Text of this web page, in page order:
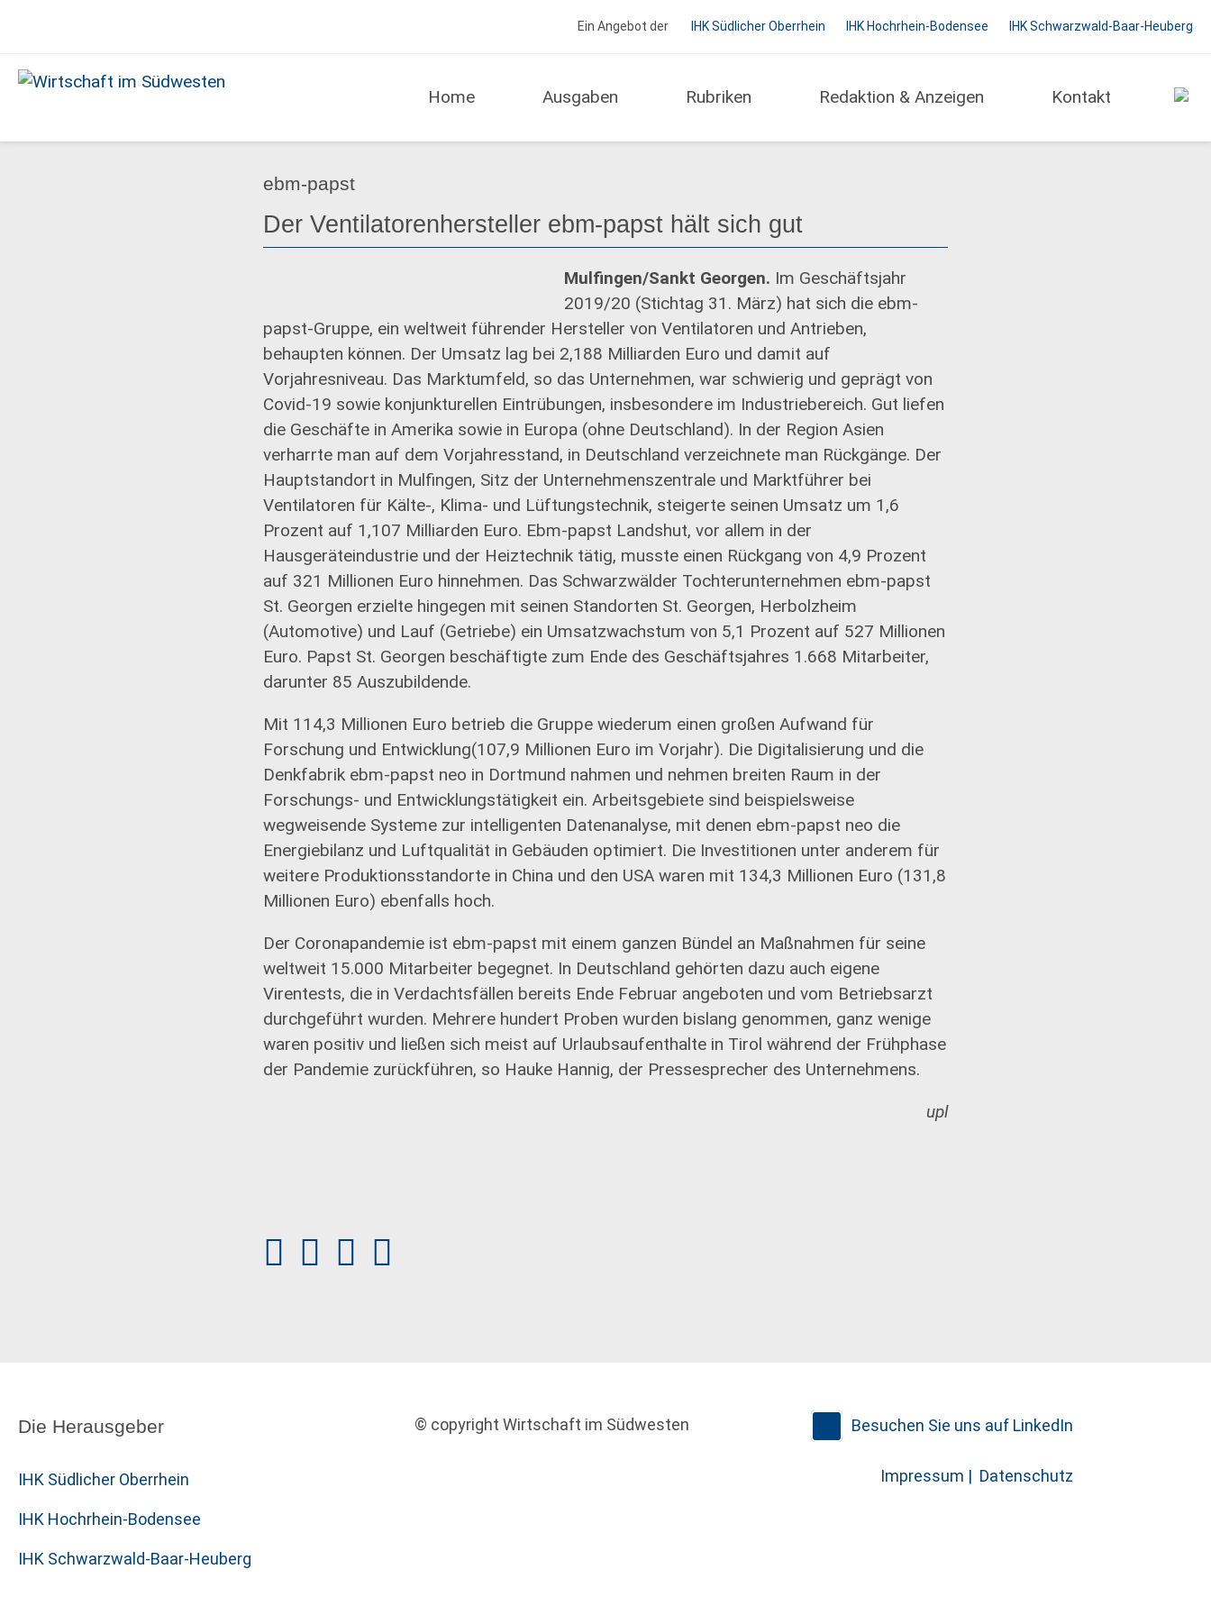
Ein Angebot der IHK Südlicher Oberrhein IHK Hochrhein-Bodensee IHK Schwarzwald-Baar-Heuberg
Home Ausgaben Rubriken Redaktion & Anzeigen Kontakt
Unternehmen
ebm-papst
Der Ventilatorenhersteller ebm-papst hält sich gut
Mulfingen/Sankt Georgen. Im Geschäftsjahr
2019/20 (Stichtag 31. März) hat sich die ebm-
papst-Gruppe, ein weltweit führender Hersteller von Ventilatoren und Antrieben,
behaupten können. Der Umsatz lag bei 2,188 Milliarden Euro und damit auf
Vorjahresniveau. Das Marktumfeld, so das Unternehmen, war schwierig und geprägt von
Covid-19 sowie konjunkturellen Eintrübungen, insbesondere im Industriebereich. Gut liefen
die Geschäfte in Amerika sowie in Europa (ohne Deutschland). In der Region Asien
verharrte man auf dem Vorjahresstand, in Deutschland verzeichnete man Rückgänge. Der
Hauptstandort in Mulfingen, Sitz der Unternehmenszentrale und Marktführer bei
Ventilatoren für Kälte-, Klima- und Lüftungstechnik, steigerte seinen Umsatz um 1,6
Prozent auf 1,107 Milliarden Euro. Ebm-papst Landshut, vor allem in der
Hausgeräteindustrie und der Heiztechnik tätig, musste einen Rückgang von 4,9 Prozent
auf 321 Millionen Euro hinnehmen. Das Schwarzwälder Tochterunternehmen ebm-papst
St. Georgen erzielte hingegen mit seinen Standorten St. Georgen, Herbolzheim
(Automotive) und Lauf (Getriebe) ein Umsatzwachstum von 5,1 Prozent auf 527 Millionen
Euro. Papst St. Georgen beschäftigte zum Ende des Geschäftsjahres 1.668 Mitarbeiter,
darunter 85 Auszubildende.
Mit 114,3 Millionen Euro betrieb die Gruppe wiederum einen großen Aufwand für
Forschung und Entwicklung(107,9 Millionen Euro im Vorjahr). Die Digitalisierung und die
Denkfabrik ebm-papst neo in Dortmund nahmen und nehmen breiten Raum in der
Forschungs- und Entwicklungstätigkeit ein. Arbeitsgebiete sind beispielsweise
wegweisende Systeme zur intelligenten Datenanalyse, mit denen ebm-papst neo die
Energiebilanz und Luftqualität in Gebäuden optimiert. Die Investitionen unter anderem für
weitere Produktionsstandorte in China und den USA waren mit 134,3 Millionen Euro (131,8
Millionen Euro) ebenfalls hoch.
Der Coronapandemie ist ebm-papst mit einem ganzen Bündel an Maßnahmen für seine
weltweit 15.000 Mitarbeiter begegnet. In Deutschland gehörten dazu auch eigene
Virentests, die in Verdachtsfällen bereits Ende Februar angeboten und vom Betriebsarzt
durchgeführt wurden. Mehrere hundert Proben wurden bislang genommen, ganz wenige
waren positiv und ließen sich meist auf Urlaubsaufenthalte in Tirol während der Frühphase
der Pandemie zurückführen, so Hauke Hannig, der Pressesprecher des Unternehmens.
upl
Die Herausgeber
IHK Südlicher Oberrhein
IHK Hochrhein-Bodensee
IHK Schwarzwald-Baar-Heuberg
© copyright Wirtschaft im Südwesten Besuchen Sie uns auf LinkedIn
Impressum | Datenschutz